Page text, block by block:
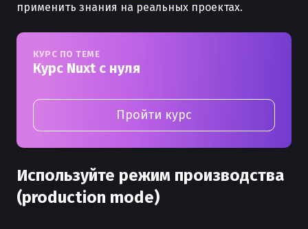
применить знания на реальных проектах.
КУРС ПО ТЕМЕ
Курс Nuxt с нуля
Пройти курс
Используйте режим производства
(production mode)